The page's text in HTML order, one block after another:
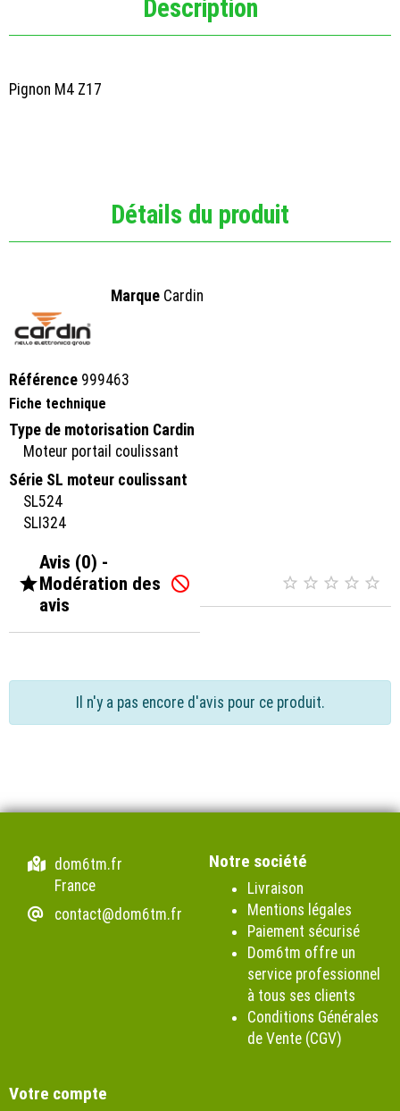
Description
Pignon M4 Z17
Détails du produit
Marque Cardin
Référence 999463
Fiche technique
Type de motorisation Cardin
Moteur portail coulissant
Série SL moteur coulissant
SL524
SLI324

Avis (0) -
Modération des
avis
     
Il n'y a pas encore d'avis pour ce produit.
dom6tm.fr
France
contact@dom6tm.fr
Notre société
Livraison
Mentions légales
Paiement sécurisé
Dom6tm offre un
service professionnel
à tous ses clients
Conditions Générales
de Vente (CGV)
Votre compte